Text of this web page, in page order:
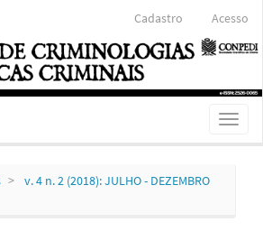
Cadastro Acesso
Toggle
v. 4 n. 2 (2018): JULHO - DEZEMBRO